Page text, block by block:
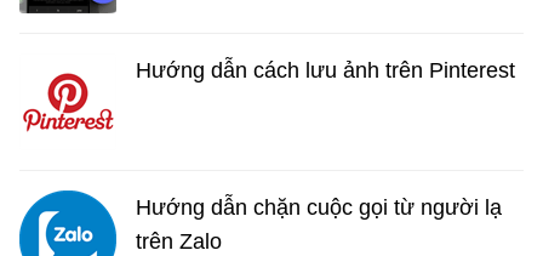
Hướng dẫn cách lưu ảnh trên Pinterest
Hướng dẫn chặn cuộc gọi từ người lạ
trên Zalo